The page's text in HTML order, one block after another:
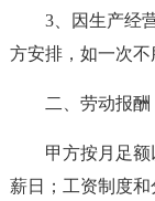
3、因生产经
方安排，如一次不
二、劳动报酬
甲方按月足
薪日；工资制度